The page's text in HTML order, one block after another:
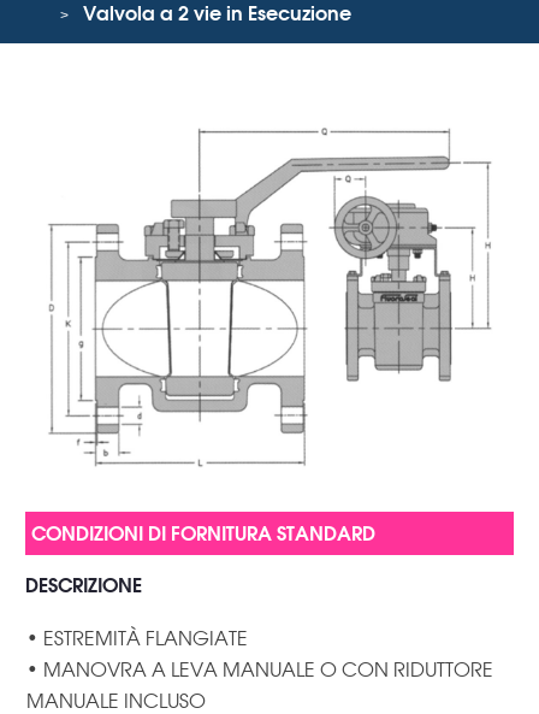
Valvola a 2 vie in Esecuzione
DESCRIZIONE
• ESTREMITÀ FLANGIATE
• MANOVRA A LEVA MANUALE O CON RIDUTTORE
MANUALE INCLUSO